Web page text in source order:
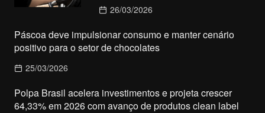
26/03/2026
Páscoa deve impulsionar consumo e manter cenário
positivo para o setor de chocolates
25/03/2026
Polpa Brasil acelera investimentos e projeta crescer
64,33% em 2026 com avanço de produtos clean label